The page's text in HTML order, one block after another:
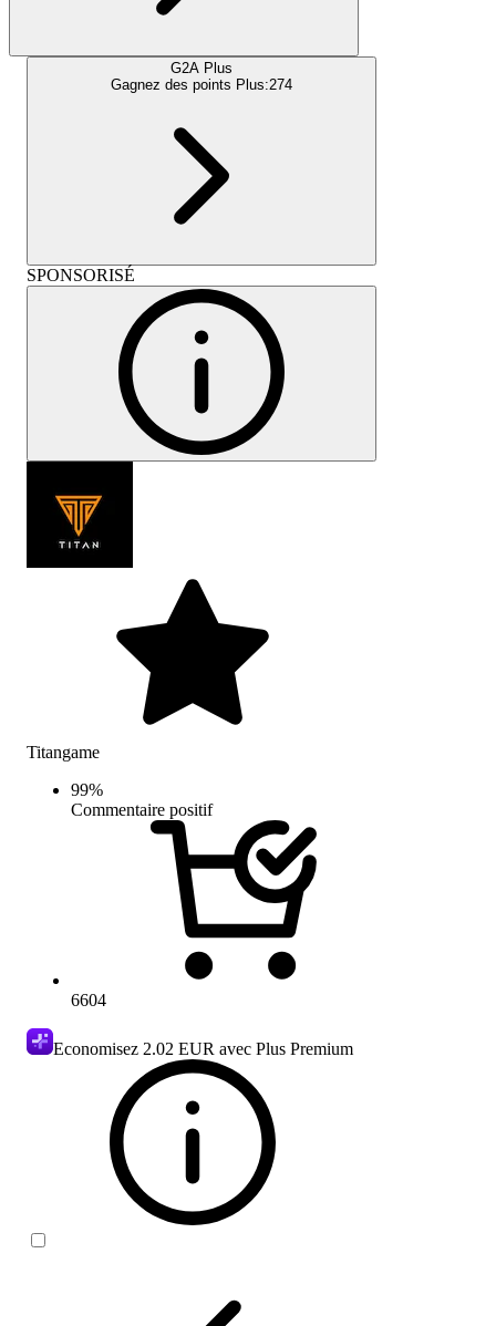
G2A Plus
Gagnez des points Plus:274
SPONSORISÉ
Titangame
99%
Commentaire positif
6604
Economisez 2.02 EUR avec Plus Premium